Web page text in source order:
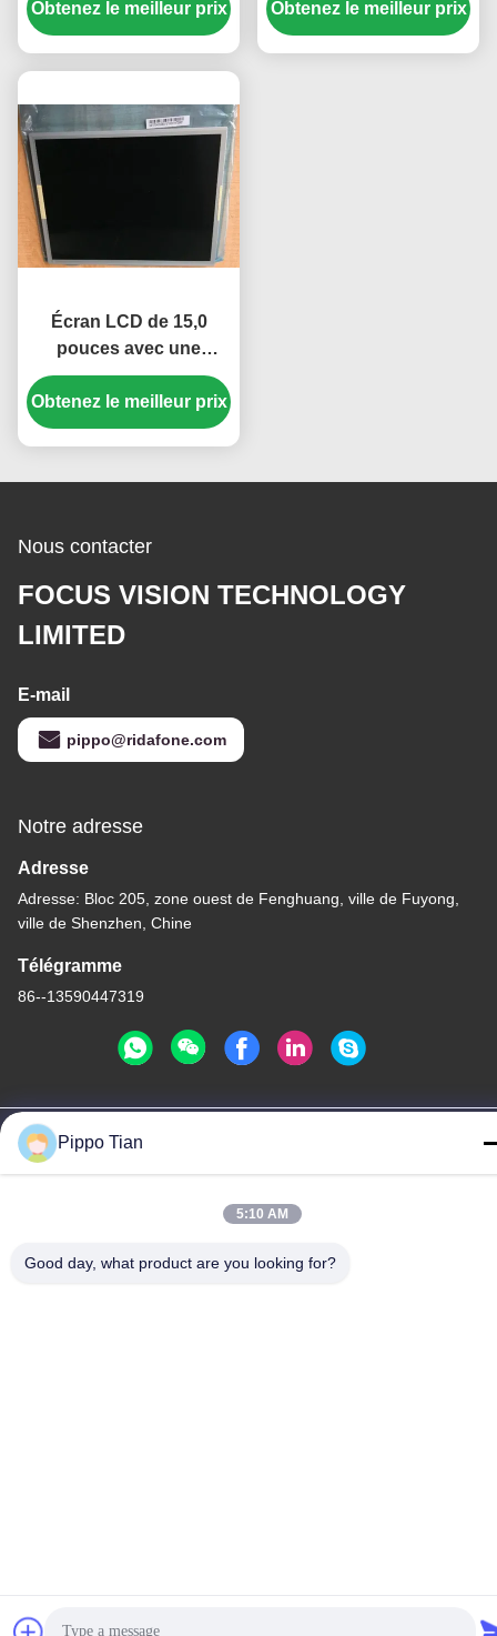
et une luminosité de 250
cd/m²
Obtenez le meilleur prix
250cd/m2 luminosité et
30K heures
Obtenez le meilleur prix
Écran LCD de 15,0
pouces avec une
résolution de 1024 × 768
et une luminosité de 250
cd/m² Panneau TFT-
Obtenez le meilleur prix
Nous contacter
FOCUS VISION TECHNOLOGY
LIMITED
E-mail
pippo@ridafone.com
Notre adresse
Adresse
Adresse: Bloc 205, zone ouest de Fenghuang, ville de Fuyong,
ville de Shenzhen, Chine
Télégramme
86--13590447319
Les droits sont réservés.
Pippo Tian
5:10 AM
Good day, what product are you looking for?